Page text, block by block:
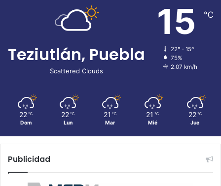
Teziutlán, Puebla
Scattered Clouds
15 ℃
22º - 15º
75%
2.07 km/h
22 ℃
Dom
22 ℃
Lun
21 ℃
Mar
21 ℃
Mié
22 ℃
Jue
Publicidad